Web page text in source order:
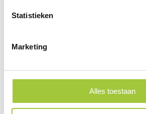
Statistieken
Marketing
Alles toestaan
Eerste hulp set 10-delig Elbrus